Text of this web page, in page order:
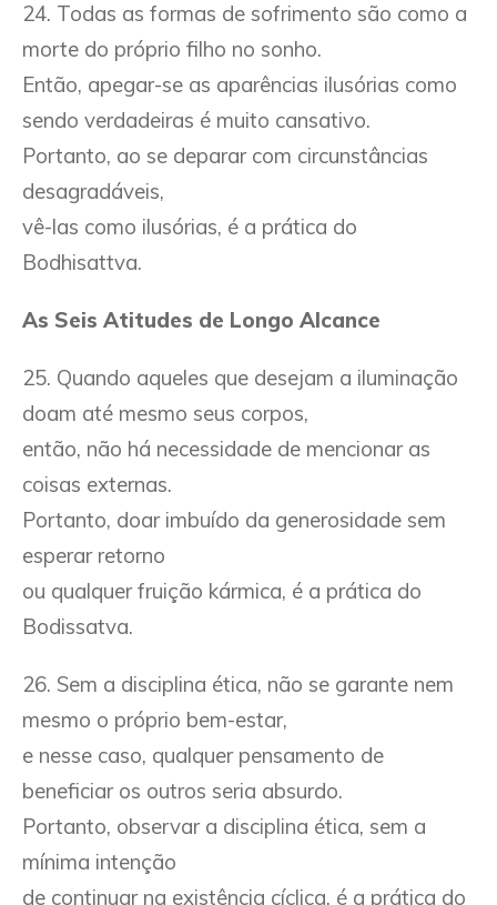
24. Todas as formas de sofrimento são como a
morte do próprio filho no sonho.
Então, apegar-se as aparências ilusórias como
sendo verdadeiras é muito cansativo.
Portanto, ao se deparar com circunstâncias
desagradáveis,
vê-las como ilusórias, é a prática do
Bodhisattva.
As Seis Atitudes de Longo Alcance
25. Quando aqueles que desejam a iluminação
doam até mesmo seus corpos,
então, não há necessidade de mencionar as
coisas externas.
Portanto, doar imbuído da generosidade sem
esperar retorno
ou qualquer fruição kármica, é a prática do
Bodissatva.
26. Sem a disciplina ética, não se garante nem
mesmo o próprio bem-estar,
e nesse caso, qualquer pensamento de
beneficiar os outros seria absurdo.
Portanto, observar a disciplina ética, sem a
mínima intenção
de continuar na existência cíclica, é a prática do